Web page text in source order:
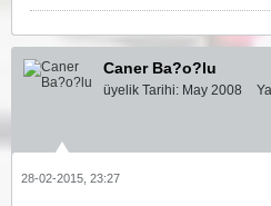
Caner Ba?o?lu
üyelik Tarihi: May 2008
28-02-2015, 23:27